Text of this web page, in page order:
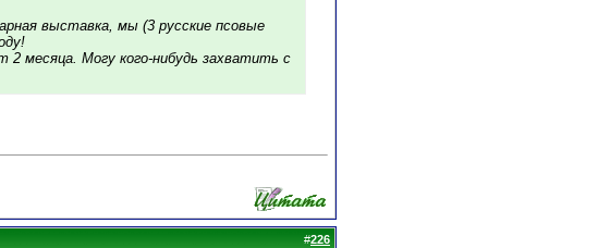
выставка, мы (3 русские псовые
месяца. Могу кого-нибудь захватить с
#226